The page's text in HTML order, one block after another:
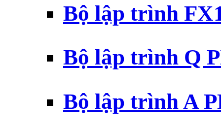
Bộ lập trình
Bộ lập trình Q
Bộ lập trình A